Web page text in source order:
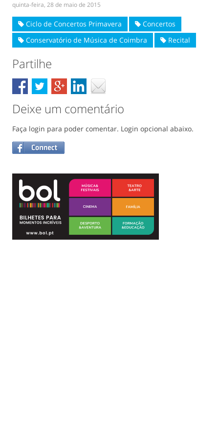
quinta-feira, 28 de maio de 2015
Ciclo de Concertos Primavera
Concertos
Conservatório de Música de Coimbra
Recital
Partilhe
Deixe um comentário
Faça login para poder comentar. Login opcional abaixo.